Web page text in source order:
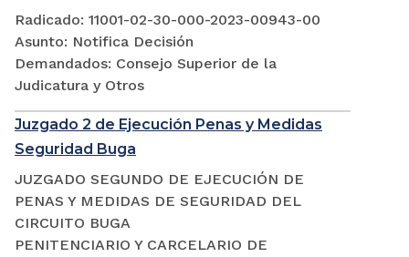
Radicado: 11001-02-30-000-2023-00943-00
Asunto: Notifica Decisión
Demandados: Consejo Superior de la
Judicatura y Otros
Juzgado 2 de Ejecución Penas y Medidas
Seguridad Buga
JUZGADO SEGUNDO DE EJECUCIÓN DE
PENAS Y MEDIDAS DE SEGURIDAD DEL
CIRCUITO BUGA
PENITENCIARIO Y CARCELARIO DE